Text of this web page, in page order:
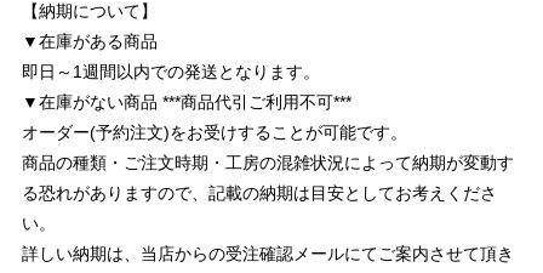
【納期について】
▼在庫がある商品
即日～1週間以内での発送となります。
▼在庫がない商品 ***商品代引ご利用不可***
オーダー(予約注文)をお受けすることが可能です。
商品の種類・ご注文時期・工房の混雑状況によって納期が変動す
る恐れがありますので、記載の納期は目安としてお考えくださ
い。
詳しい納期は、当店からの受注確認メールにてご案内させて頂き